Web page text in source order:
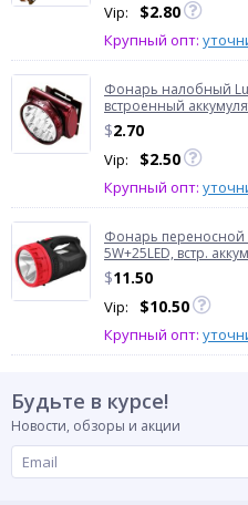
Vip: $2.80
Крупный опт:
Фонарь налобный
встроенный
$2.70
Vip: $2.50
Крупный опт:
Фонарь переносной
5W+25LED, встр.
$11.50
Vip: $10.50
Крупный опт:
Будьте в курсе!
Новости, обзоры и акции